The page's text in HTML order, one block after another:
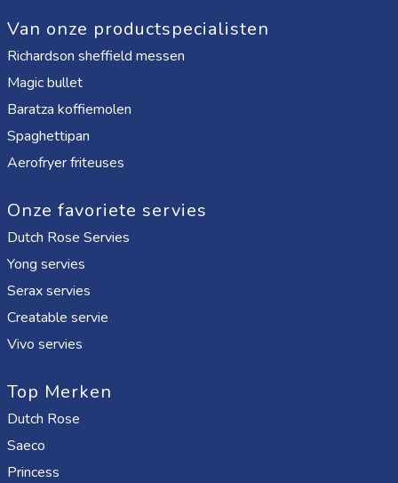
Van onze productspecialisten
Richardson sheffield messen
Magic bullet
Baratza koffiemolen
Spaghettipan
Aerofryer friteuses
Onze favoriete servies
Dutch Rose Servies
Yong servies
Serax servies
Creatable servie
Vivo servies
Top Merken
Dutch Rose
Saeco
Princess